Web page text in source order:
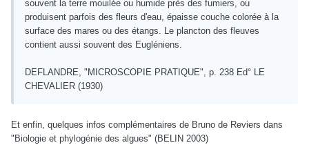
souvent la terre mouilée ou humide près des fumiers, ou
produisent parfois des fleurs d'eau, épaisse couche colorée à la
surface des mares ou des étangs. Le plancton des fleuves
contient aussi souvent des Eugléniens.
DEFLANDRE, "MICROSCOPIE PRATIQUE", p. 238 Ed° LE
CHEVALIER (1930)
Et enfin, quelques infos complémentaires de Bruno de Reviers dans
"Biologie et phylogénie des algues" (BELIN 2003)